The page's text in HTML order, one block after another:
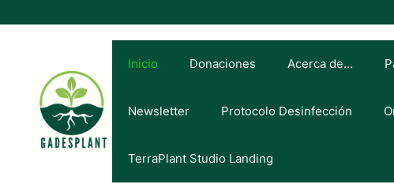
Inicio Donaciones Acerca de…
Newsletter Protocolo Desinfección
TerraPlant Studio Landing